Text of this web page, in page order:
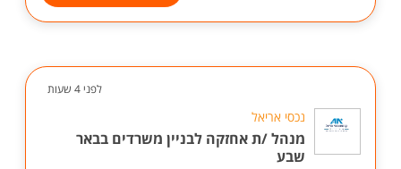
לפני 4 שעות
נכסי אריאל
מנהל /ת אחזקה לבניין משרדים בבאר
שבע